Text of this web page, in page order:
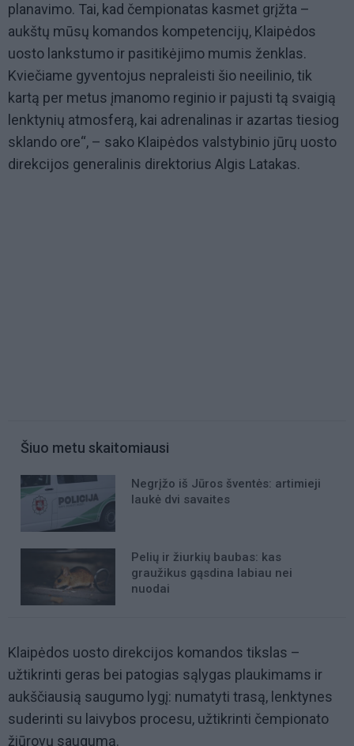
planavimo. Tai, kad čempionatas kasmet grįžta –
aukštų mūsų komandos kompetencijų, Klaipėdos
uosto lankstumo ir pasitikėjimo mumis ženklas.
Kviečiame gyventojus nepraleisti šio neeilinio, tik
kartą per metus įmanomo reginio ir pajusti tą svaigią
lenktynių atmosferą, kai adrenalinas ir azartas tiesiog
sklando ore“, – sako Klaipėdos valstybinio jūrų uosto
direkcijos generalinis direktorius Algis Latakas.
Šiuo metu skaitomiausi
Negrįžo iš Jūros šventės: artimieji
laukė dvi savaites
Pelių ir žiurkių baubas: kas
graužikus gąsdina labiau nei
nuodai
Klaipėdos uosto direkcijos komandos tikslas –
užtikrinti geras bei patogias sąlygas plaukimams ir
aukščiausią saugumo lygį: numatyti trasą, lenktynes
suderinti su laivybos procesu, užtikrinti čempionato
žiūrovų saugumą.